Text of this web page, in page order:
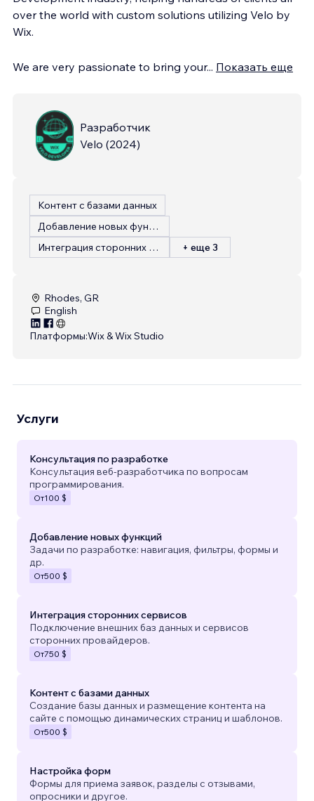
over the world with custom solutions utilizing Velo by
Wix.
We are very passionate to bring your... Показать еще
Разработчик
Velo (2024)
Контент с базами данных
Добавление новых функций
Интеграция сторонних сервисов
+ еще 3
Rhodes, GR
English
Платформы:Wix & Wix Studio
Услуги
Консультация по разработке
Консультация веб-разработчика по вопросам
программирования.
От100 $
Добавление новых функций
Задачи по разработке: навигация, фильтры, формы и
др.
От500 $
Интеграция сторонних сервисов
Подключение внешних баз данных и сервисов
сторонних провайдеров.
От750 $
Контент с базами данных
Создание базы данных и размещение контента на
сайте с помощью динамических страниц и шаблонов.
От500 $
Настройка форм
Формы для приема заявок, разделы с отзывами,
опросники и другое.